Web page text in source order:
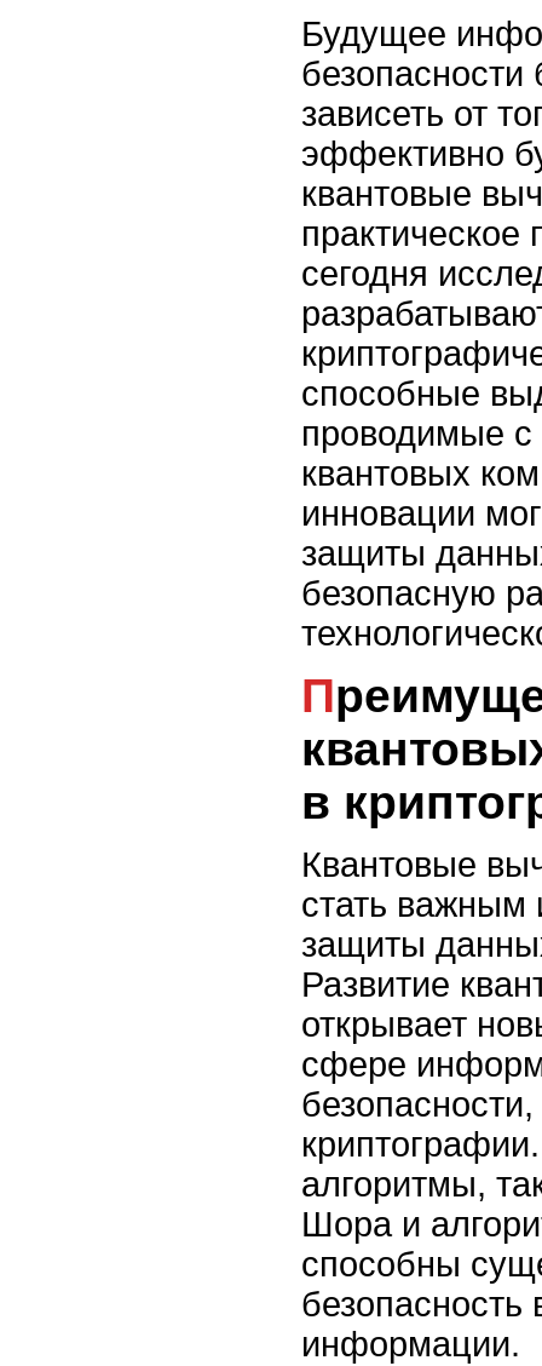
Будущее
зависеть от
эффективно
квантовые
сегодня
способные
проводимые с
квантовых
инновации
защиты
безопасную
Преимущества
в
Квантовые
стать важным
защиты
Развитие
открывает
сфере
алгоритмы,
Шора и
способны
безопасность
информации.